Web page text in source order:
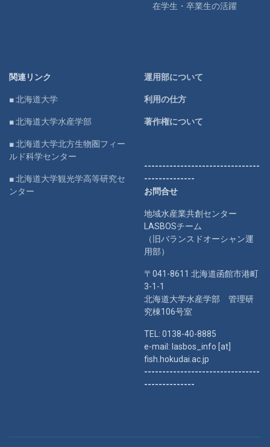
在学生・卒業生の活躍
関連リンク
■ 北海道大学
■ 北海道大学水産学部
■ 北海道大学北方生物圏フィー
ルド科学センター
■ 北海道大学観光学高等研究セ
ンター
運用部について
利用の仕方
著作権について
--------------------------------
--------------
お問合せ
地域水産業共創センター
LASBOSチーム
（旧バランスドオーシャン運
用部）
〒041-8611 北海道函館市港町
3-1-1
北海道大学水産学部 管理研
究棟106号室
TEL: 0138-40-8885
e-mail: lasbos_info [at]
fish.hokudai.ac.jp
--------------------------------
--------------